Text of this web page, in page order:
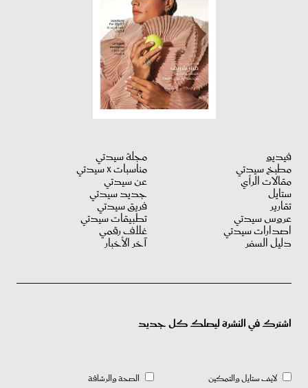
فيديو
مطبخ سيدتي
مقالات الرأي
ستايل
تقارير
عروس سيدتي
اصدارات سيدتي
دليل السفر
مجلة سيدتي
مناسبات X سيدتي
عن سيدتي
جديد سيدتي
فريق سيدتي
تطبيقات سيدتي
غلاف رقمي
آخر الأخبار
اشترك في النشرة ليصلك كل جديد
لايف ستايل والتمكين الصحة والرشاقة